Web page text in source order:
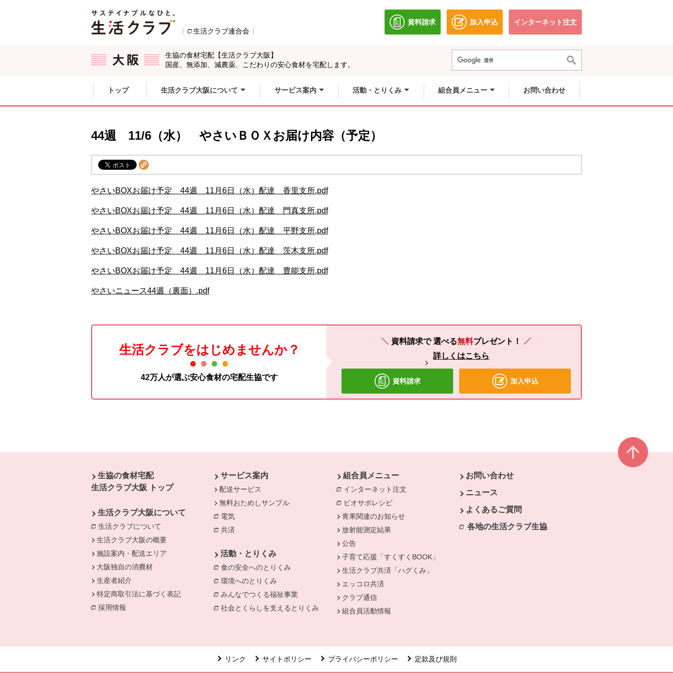
生活クラブ連合会
資料請求
別のウィンドウで開きます。
加入申込
別のウィンドウで開きます。
インターネット注文別のウィンドウで開きます。
生協の食材宅配【生活クラブ大阪】
国産、無添加、減農薬、こだわりの安心食材を宅配します。
ここからサイト内共通メニューです。
サイト内共通メニューをスキップする
トップ 生活クラブ大阪について サービス案内 活動・とりくみ 組合員メニュー お問い合わせ
44週 11/6（水） やさいＢＯＸお届け内容（予定）
やさいBOXお届け予定 44週 11月6日（水）配達 香里支所.pdf
やさいBOXお届け予定 44週 11月6日（水）配達 門真支所.pdf
やさいBOXお届け予定 44週 11月6日（水）配達 平野支所.pdf
やさいBOXお届け予定 44週 11月6日（水）配達 茨木支所.pdf
やさいBOXお届け予定 44週 11月6日（水）配達 豊能支所.pdf
やさいニュース44週（裏面）.pdf
生活クラブをはじめませんか？
42万人が選ぶ安心食材の宅配生協です
資料請求で選べる無料プレゼント！
詳しくはこちら
資料請求 加入申込
生協の食材宅配
生活クラブ大阪 トップ
生活クラブ大阪について
生活クラブについて
別のウィンドウで開きます。
生活クラブ大阪の概要
施設案内・配送エリア
大阪独自の消費材
生産者紹介
特定商取引法に基づく表記
採用情報
サービス案内
配送サービス
無料おためしサンプル
電気
共済
活動・とりくみ
食の安全へのとりくみ 別のウィンドウで開きます。
環境へのとりくみ 別のウィンドウで開きます。
みんなでつくる福祉事業 別のウィンドウで開きます。
社会とくらしを支えるとりくみ 別のウィンドウで開きます。
組合員メニュー
インターネット注文 別のウィンドウで開きます。
ビオサポレシピ
青果関連のお知らせ
放射能測定結果
公告
子育て応援「すくすくBOOK」
生活クラブ共済「ハグくみ」
エッコロ共済
クラブ通信
組合員活動情報
お問い合わせ
ニュース
よくあるご質問
各地の生活クラブ生協
リンク サイトポリシー プライバシーポリシー 定款及び規則